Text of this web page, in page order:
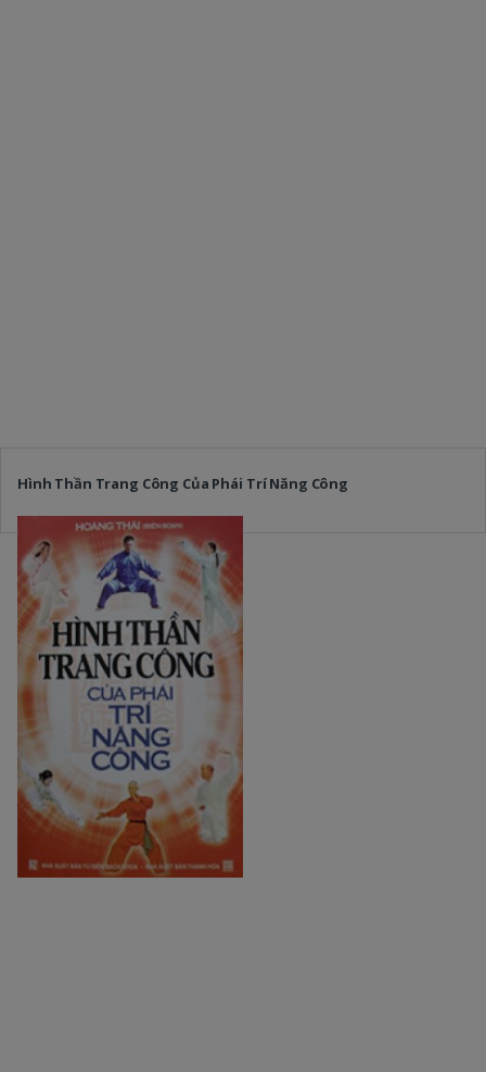
Hình Thần Trang Công Của Phái Trí Năng Công